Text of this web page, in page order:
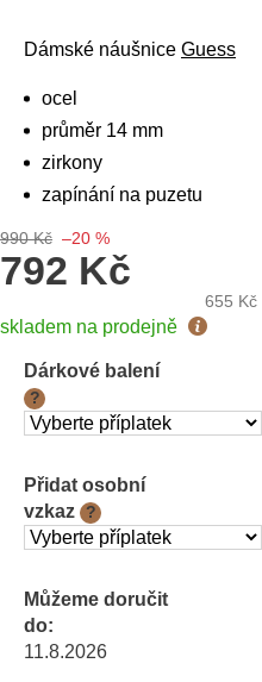
990 Kč –20 %
792 Kč
655 Kč
Měrná
skladem na prodejně
Dárkové balení
?
Přidat osobní
vzkaz
?
Můžeme doručit
do:
11.8.2026
Dámské náušnice Guess
ocel
průměr 14 mm
zirkony
zapínání na puzetu